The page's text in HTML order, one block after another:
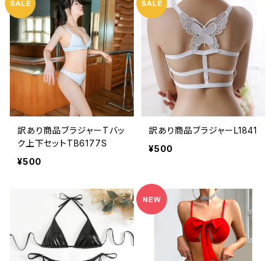
訳あり商品ブラジャーTバッ
ク上下セットTB6177S
¥500
訳あり商品ブラジャーL1841
¥500